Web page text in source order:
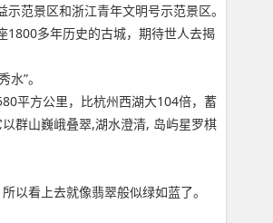
范景区和浙江青年文明号示范景区。
1800多年历史的古城，期待世人去揭
”。
平方公里，比杭州西湖大104倍，蓄
群山巍峨叠翠,湖水澄清, 岛屿星罗棋
以看上去就像翡翠般似绿如蓝了。